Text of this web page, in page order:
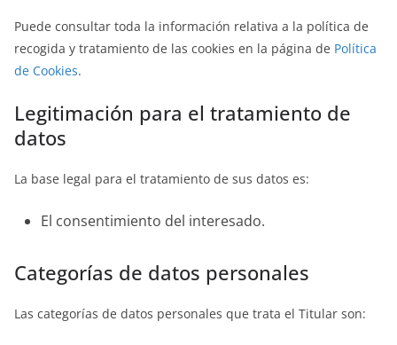
Puede consultar toda la información relativa a la política de
recogida y tratamiento de las cookies en la página de Política
de Cookies.
Legitimación para el tratamiento de
datos
La base legal para el tratamiento de sus datos es:
El consentimiento del interesado.
Categorías de datos personales
Las categorías de datos personales que trata el Titular son: